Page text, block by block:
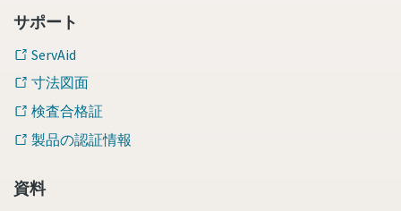
サポート
ServAid
寸法図面
検査合格証
製品の認証情報
資料